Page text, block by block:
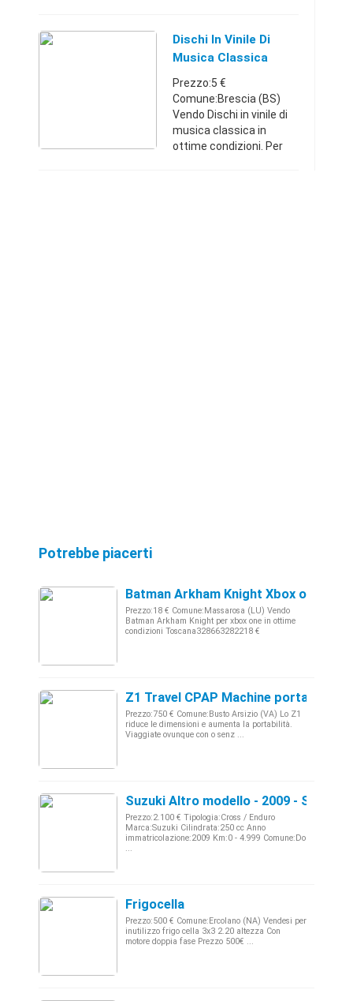
Deutshe Gammophon.
Vendo in blocco a 25
Dischi In Vinile Di
Musica Classica
Prezzo:5 €
Comune:Brescia (BS)
Vendo Dischi in vinile di
musica classica in
ottime condizioni. Per
Potrebbe piacerti
Batman Arkham Knight Xbox one
Prezzo:18 € Comune:Massarosa (LU) Vendo
Batman Arkham Knight per xbox one in ottime
condizioni Toscana328663282218 €
Z1 Travel CPAP Machine portatile da
Prezzo:750 € Comune:Busto Arsizio (VA) Lo Z1
riduce le dimensioni e aumenta la portabilità.
Viaggiate ovunque con o senz ...
Suzuki Altro modello - 2009 -
Prezzo:2.100 € Tipologia:Cross / Enduro
Marca:Suzuki Cilindrata:250 cc Anno
immatricolazione:2009 Km:0 - 4.999 Comune:Do
...
Frigocella
Prezzo:500 € Comune:Ercolano (NA) Vendesi per
inutilizzo frigo cella 3x3 2.20 altezza Con
motore doppia fase Prezzo 500€ ...